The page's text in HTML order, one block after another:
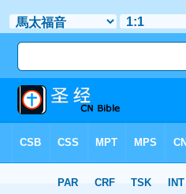
> 哥林多前书 11